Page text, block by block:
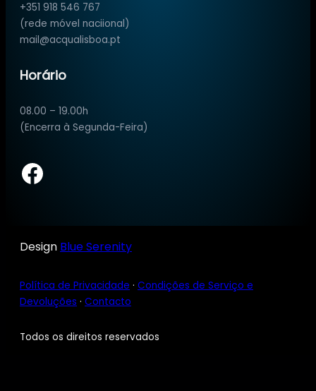
+351 918 546 767
(rede móvel naciional)
mail@acqualisboa.pt
Horário
08.00 – 19.00h
(Encerra à Segunda-Feira)
Facebook
Design Blue Serenity
Política de Privacidade · Condições de Serviço e
Devoluções · Contacto
Todos os direitos reservados